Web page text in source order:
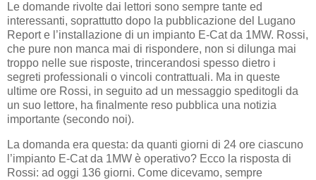
Le domande rivolte dai lettori sono sempre tante ed
interessanti, soprattutto dopo la pubblicazione del Lugano
Report e l’installazione di un impianto E-Cat da 1MW. Rossi,
che pure non manca mai di rispondere, non si dilunga mai
troppo nelle sue risposte, trincerandosi spesso dietro i
segreti professionali o vincoli contrattuali. Ma in queste
ultime ore Rossi, in seguito ad un messaggio speditogli da
un suo lettore, ha finalmente reso pubblica una notizia
importante (secondo noi).
La domanda era questa: da quanti giorni di 24 ore ciascuno
l’impianto E-Cat da 1MW è operativo? Ecco la risposta di
Rossi: ad oggi 136 giorni. Come dicevamo, sempre